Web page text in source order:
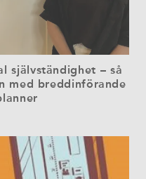
självständighet – så
med breddinförande